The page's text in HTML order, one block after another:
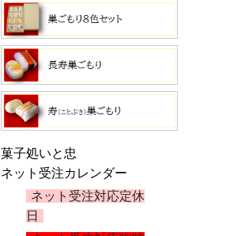
菓子処いと忠
ネット受注カレンダー
ネット受注対応定休
日